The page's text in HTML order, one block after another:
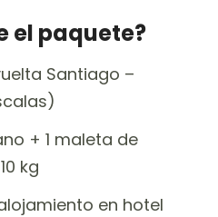
el paquete?
Santiago –
+ 1 maleta de
kg
en hotel